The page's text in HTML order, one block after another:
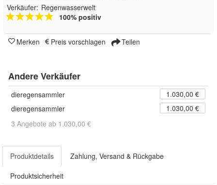
Verkäufer: Regenwasserwelt
100% positiv
Merken Preis vorschlagen Teilen
Andere Verkäufer
dieregensammler
1.030,00 €
dieregensammler
1.030,00 €
3 Angebote ab 1.030,00 €
Produktdetails Zahlung, Versand & Rückgabe
Produktsicherheit